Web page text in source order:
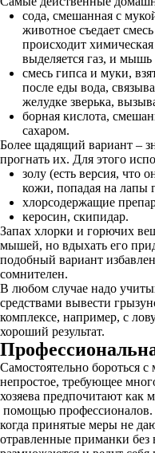
сода, смешанная с
животное съедает
происходит химическая
выделяется газ, и мышь
смесь гипса и муки,
после еды вода,
желудке зверька,
борная кислота,
сахаром.
Более щадящий вариант –
прогнать их. Для этого
золу (есть версия, что
кожи, попадая на лапы
хлорсодержащие
керосин, скипидар.
Запах хлорки и горючих
мышей, но вдыхать его
подобный вариант
сомнителен.
В любом случае надо
средствами вывести
комплексе, например, с
хороший результат.
Самостоятельно бороться
непростое, требующее
хозяева предпочитают как
помощью профессионалов.
когда принятые меры не
отравленные приманки без